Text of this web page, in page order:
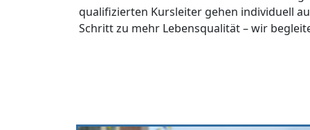
qualifizierten Kursleiter gehen individuell
Schritt zu mehr Lebensqualität – wir